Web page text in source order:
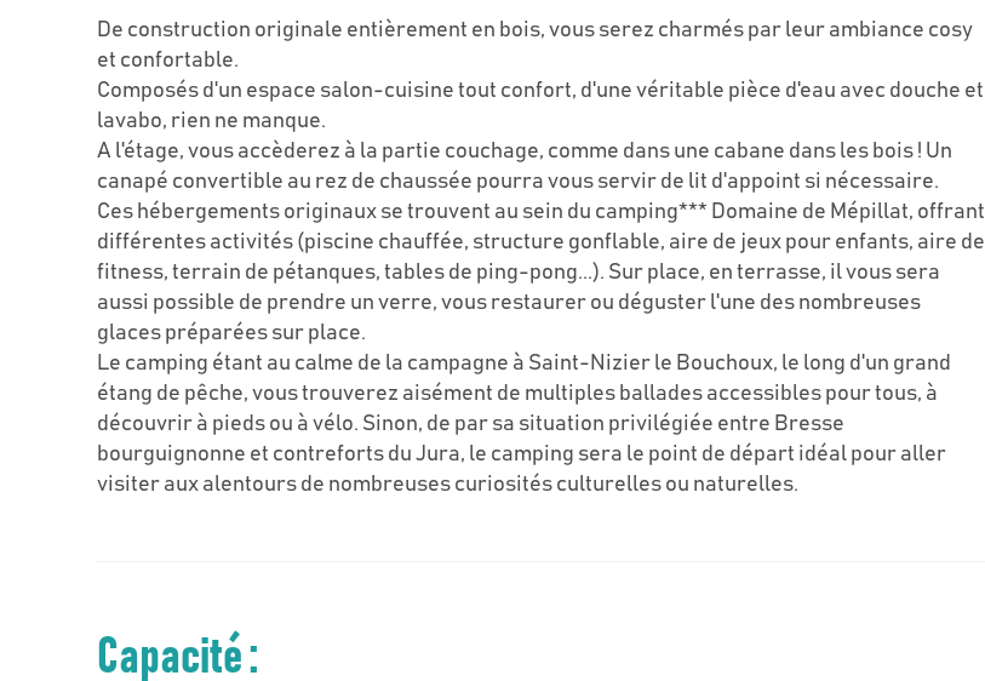
De construction originale entièrement en bois, vous serez charmés par leur ambiance cosy
et confortable.
Composés d'un espace salon-cuisine tout confort, d'une véritable pièce d'eau avec douche et
lavabo, rien ne manque.
A l'étage, vous accèderez à la partie couchage, comme dans une cabane dans les bois ! Un
canapé convertible au rez de chaussée pourra vous servir de lit d'appoint si nécessaire.
Ces hébergements originaux se trouvent au sein du camping*** Domaine de Mépillat, offrant
différentes activités (piscine chauffée, structure gonflable, aire de jeux pour enfants, aire de
fitness, terrain de pétanques, tables de ping-pong...). Sur place, en terrasse, il vous sera
aussi possible de prendre un verre, vous restaurer ou déguster l'une des nombreuses
glaces préparées sur place.
Le camping étant au calme de la campagne à Saint-Nizier le Bouchoux, le long d'un grand
étang de pêche, vous trouverez aisément de multiples ballades accessibles pour tous, à
découvrir à pieds ou à vélo. Sinon, de par sa situation privilégiée entre Bresse
bourguignonne et contreforts du Jura, le camping sera le point de départ idéal pour aller
visiter aux alentours de nombreuses curiosités culturelles ou naturelles.
Capacité :